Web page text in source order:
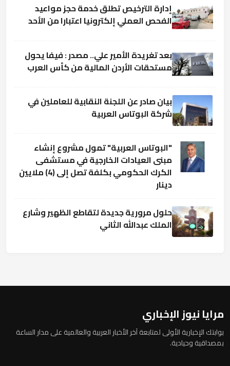
إدارة الترخيص تطلق خدمة حجز مواعيد
الفحص العملي إلكترونيا اعتبارا من الأحد
بعد تغريدة الأمير علي.. مصدر : فيفا يحول
مستحقات الأردن المالية من كأس العرب
بيان صادر عن اللجنة النقابية للعاملين في
شركة البوتاس العربية
"البوتاس العربية" تمول مشروع إنشاء
مبنى العيادات الخارجية في مستشفى
الكرك الحكومي بكلفة تصل إلى (4) ملايين
دينار
حلول مرورية جديدة لتقاطع الظهير وشارع
الملك عبدالله الثاني
مرايا نيوز الإخباري
بوابتك الإخبارية الأولى لمتابعة آخر الأخبار العربية والعالمية على مدار الساعة
بمصداقية وحيادية.